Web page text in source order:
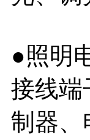
●照明
接线端
制器、